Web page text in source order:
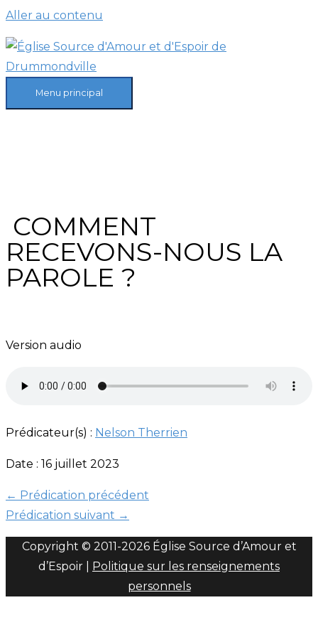
Aller au contenu
Menu principal
COMMENT
RECEVONS-NOUS LA
PAROLE ?
Version audio
Prédicateur(s) : Nelson Therrien
Date : 16 juillet 2023
← Prédication précédent
Prédication suivant →
Copyright © 2011-2026 Église Source d’Amour et
d’Espoir | Politique sur les renseignements
personnels